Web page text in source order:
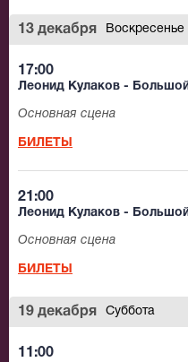
13 декабря Воскресенье
17:00
Леонид Кулаков -
Основная сцена
БИЛЕТЫ
21:00
Леонид Кулаков -
Основная сцена
БИЛЕТЫ
19 декабря Суббота
11:00